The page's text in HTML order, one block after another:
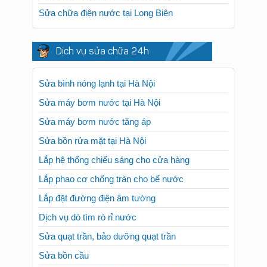
Sửa chữa điện nước tại Long Biên
Dịch vụ sửa chữa 24h
Sửa bình nóng lạnh tại Hà Nội
Sửa máy bơm nước tại Hà Nội
Sửa máy bơm nước tăng áp
Sửa bồn rửa mặt tại Hà Nội
Lắp hệ thống chiếu sáng cho cửa hàng
Lắp phao cơ chống tràn cho bể nước
Lắp đặt đường điện âm tường
Dịch vụ dò tìm rò rỉ nước
Sửa quạt trần, bảo dưỡng quạt trần
Sửa bồn cầu